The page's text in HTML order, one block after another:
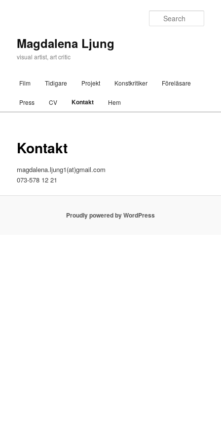
Magdalena Ljung
visual artist, art critic
Skip to primary content
Skip to secondary content
Film Tidigare Projekt Konstkritiker Föreläsare
Press CV Kontakt Hem
Kontakt
magdalena.ljung1(at)gmail.com
073-578 12 21
Proudly powered by WordPress